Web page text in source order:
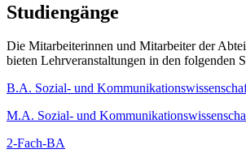
Studiengänge
Die Mitarbeiterinnen und Mitarbeiter der
bieten Lehrveranstaltungen in den folgenden
B.A. Sozial- und
M.A. Sozial- und
2-Fach-BA